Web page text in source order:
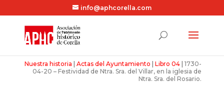
info@aphcorella.com
Nuestra historia |Actas del Ayuntamiento |Libro 04 |1730-
04-20 – Festividad de Ntra. Sra. del Villar, en la iglesia de
Ntra. Sra. del Rosario.